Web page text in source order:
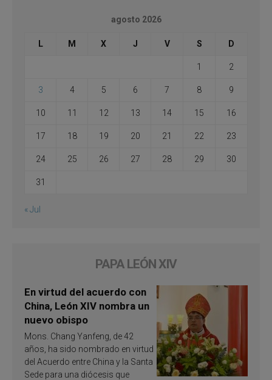
agosto 2026
L M X J V S D
1 2
3 4 5 6 7 8 9
10 11 12 13 14 15 16
17 18 19 20 21 22 23
24 25 26 27 28 29 30
31
« Jul
PAPA LEÓN XIV
En virtud del acuerdo con
China, León XIV nombra un
nuevo obispo
Mons. Chang Yanfeng, de 42
años, ha sido nombrado en virtud
del Acuerdo entre China y la Santa
Sede para una diócesis que